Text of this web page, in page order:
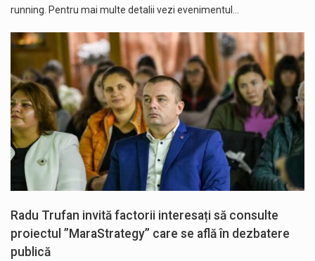
running. Pentru mai multe detalii vezi evenimentul…
Radu Trufan invită factorii interesați să consulte
proiectul ”MaraStrategy” care se află în dezbatere
publică